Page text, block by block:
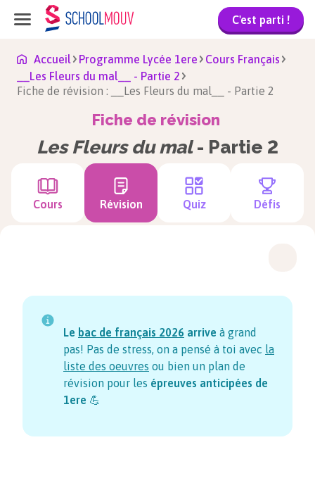
C'est parti !
Accueil Programme Lycée 1ere
Cours Français
__Les Fleurs du mal__ - Partie 2
Fiche de révision : __Les Fleurs du mal__ - Partie 2
Fiche de révision
Les Fleurs du mal- Partie 2
Cours Révision Quiz Défis
Le bac de français 2026 arrive à grand
pas! Pas de stress, on a pensé à toi avec la
liste des oeuvres ou bien un plan de
révision pour les épreuves anticipées de
1ere 💪